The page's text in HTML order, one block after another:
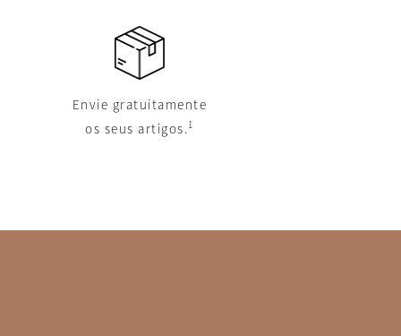
Envie gratuitamente
os seus artigos.1